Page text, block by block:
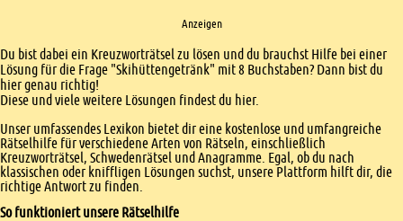
Anzeigen
Einleitung
Du bist dabei ein Kreuzworträtsel zu lösen und du brauchst Hilfe bei einer
Lösung für die Frage "Skihüttengetränk" mit 8 Buchstaben? Dann bist du
hier genau richtig!
Diese und viele weitere Lösungen findest du hier.
Unser umfassendes Lexikon bietet dir eine kostenlose und umfangreiche
Rätselhilfe für verschiedene Arten von Rätseln, einschließlich
Kreuzworträtsel, Schwedenrätsel und Anagramme. Egal, ob du nach
klassischen oder kniffligen Lösungen suchst, unsere Plattform hilft dir, die
richtige Antwort zu finden.
So funktioniert unsere Rätselhilfe